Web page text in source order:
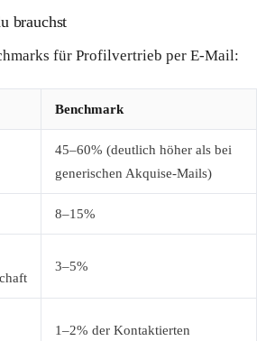
brauchst
für Profilvertrieb per E-Mail:
Benchmark
45–60% (deutlich höher als bei
generischen Akquise-Mails)
8–15%
3–5%
1–2% der Kontaktierten